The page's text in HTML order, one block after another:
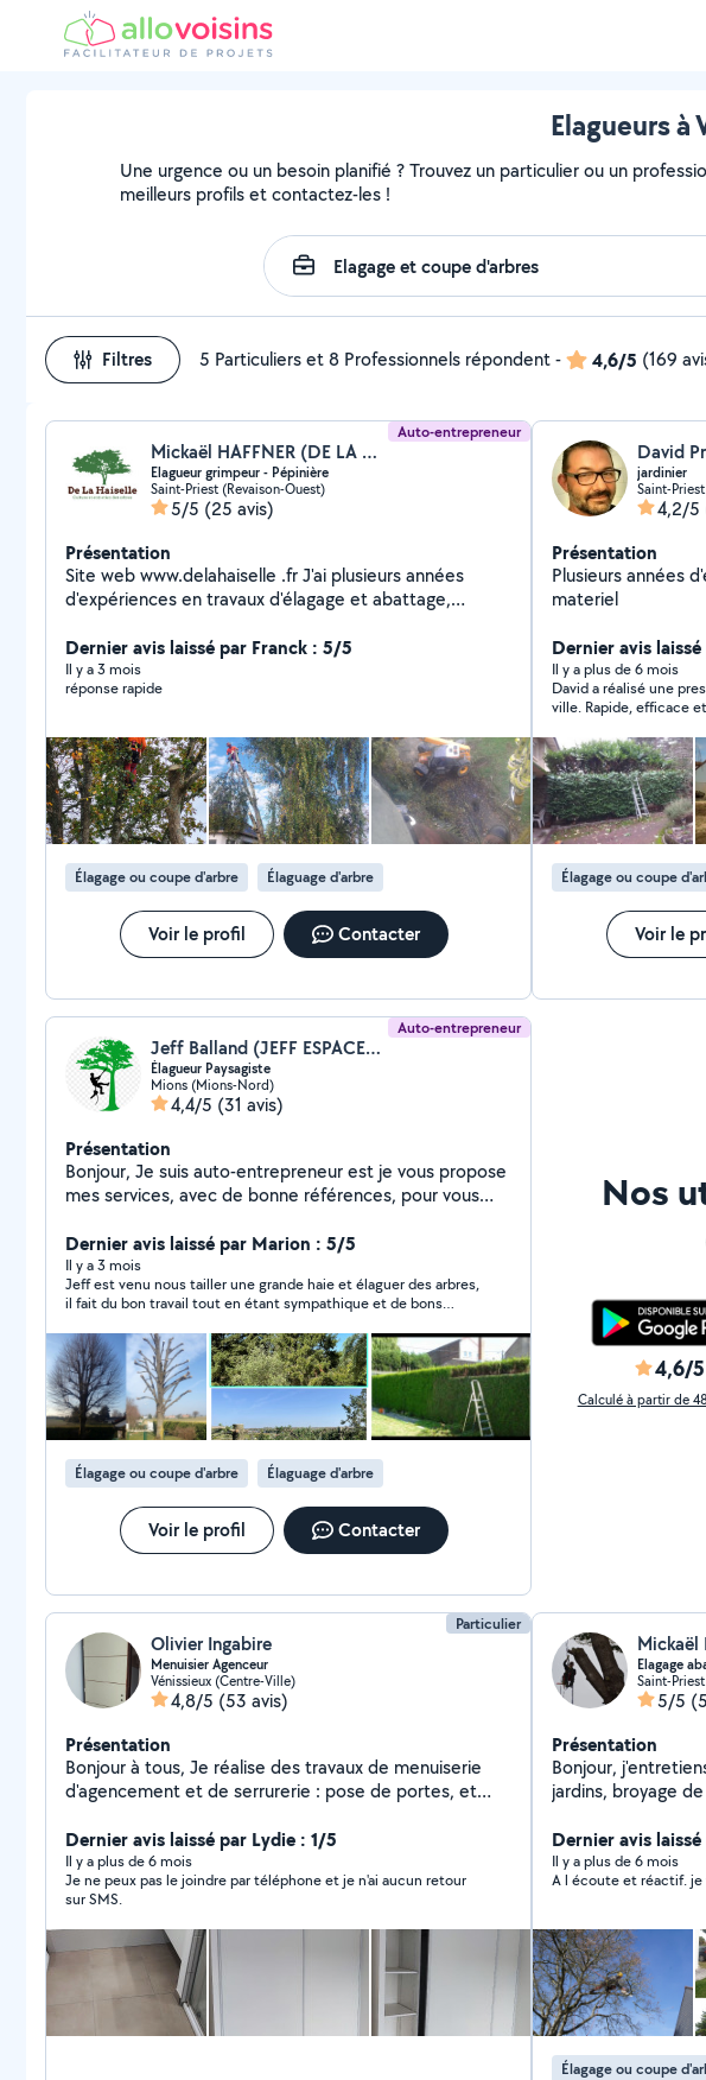
Elagueurs
Une urgence ou un besoin planifié ? Trouvez un particulier ou un
meilleurs profils et contactez-les !
Filtres 5 Particuliers et 8 Professionnels répondent- 4,6/5 (169
Auto-entrepreneur
Mickaël HAFFNER (DE LA HAISELLE)
Elagueur grimpeur - Pépinière
Saint-Priest (Revaison-Ouest)
5/5 (25 avis)
Présentation
Site web www.delahaiselle .fr J'ai plusieurs années
d'expériences en travaux d'élagage et abattage,
réalise également de la plantation d'arbre
Dernier avis laissé par Franck : 5/5
Il y a 3 mois
réponse rapide
Élagage ou coupe d'arbre Élaguage d'arbre
Voir le profil Contacter
David
jardinier
Saint-
4,2/5
Présentation
Plusieurs années
materiel
Dernier avis
Il y a plus de 6 mois
David a réalisé une
ville. Rapide, efficace
Élagage ou coupe
Voir le
Auto-entrepreneur
Jeff Balland (JEFF ESPACES VERTS)
Élagueur Paysagiste
Mions (Mions-Nord)
4,4/5 (31 avis)
Présentation
Bonjour, Je suis auto-entrepreneur est je vous propose
mes services, avec de bonne références, pour vous
prestations vous offrant simplicité, efficacité et qualité.
Bûcheron Élagueur de père en fils Mes capacités en
élagage : - toute taille - tout type d'arbre - taille douce
- taille sévère - étêtage - abattage complet (en
rétention) - coupe du bois tombé à terre - possibilité
de couper le bois en 50cm - taille de haies -
rabattement de la hauteur et des côtés - entretien
parc et jardin - débroussaillage - nettoyage et
éclaircissement - taille ou enlèvement du lierre -
évacuation des végétaux - création de massif -
nettoyage muret et dallage DEVIS sur demande et sans
engagement - tarifs aux forfaits. Intervention rapide
possible si urgence.
Dernier avis laissé par Marion : 5/5
Il y a 3 mois
Jeff est venu nous tailler une grande haie et élaguer des arbres,
il fait du bon travail tout en étant sympathique et de bons
Élagage ou coupe d'arbre Élaguage d'arbre
Voir le profil Contacter
Nos
4,6/5
Calculé à partir de
Particulier
Olivier Ingabire
Menuisier Agenceur
Vénissieux (Centre-Ville)
4,8/5 (53 avis)
Présentation
Bonjour à tous, Je réalise des travaux de menuiserie
d'agencement et de serrurerie : pose de portes, et
divers travaux d'aménagement intérieur. Fort de plus
de 14 ans d'expérience dans le métier, je suis titulaire
d'un Bac Professionnel obtenu au Lycée Georges
Lamarque en 2012. Sérieux, polyvalent et soigneux, je
suis également très bricoleur et passionné par mon
travail.
Dernier avis laissé par Lydie : 1/5
Il y a plus de 6 mois
Je ne peux pas le joindre par téléphone et je n'ai aucun retour
sur SMS.
Mickaël
Elagage
Saint-
5/5
Présentation
Bonjour,
jardins, broyage
Dernier avis
Il y a plus de 6 mois
A l écoute et réactif. je
Élagage ou coupe